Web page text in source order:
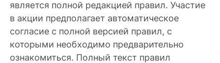
является полной редакцией правил. Участие
в акции предполагает автоматическое
согласие с полной версией правил, с
которыми необходимо предварительно
ознакомиться. Полный текст правил